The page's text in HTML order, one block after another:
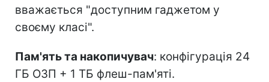
вважається "доступним гаджетом у
своєму класі".
Пам'ять та накопичувач: конфігурація 24
ГБ ОЗП + 1 ТБ флеш-пам'яті.